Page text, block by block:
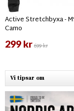
Active Stretchbyxa -
Camo
299 kr699 kr
Vi tipsar om